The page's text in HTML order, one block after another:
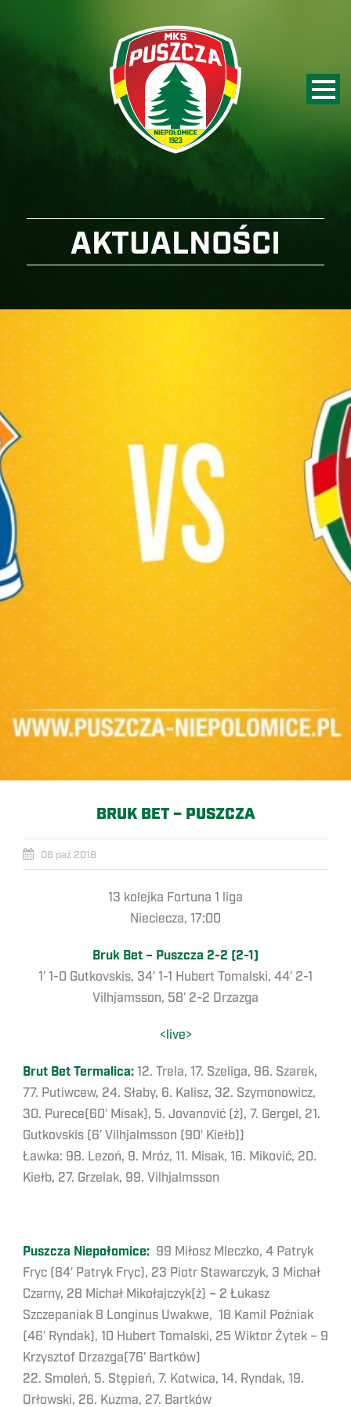
AKTUALNOŚCI
BRUK BET – PUSZCZA
06 paź 2018
13 kolejka Fortuna 1 liga
Nieciecza, 17:00
Bruk Bet – Puszcza 2-2 (2-1)
1′ 1-0 Gutkovskis, 34′ 1-1 Hubert Tomalski, 44′ 2-1
Vilhjamsson, 58′ 2-2 Drzazga
<live>
Brut Bet Termalica: 12. Trela, 17. Szeliga, 96. Szarek,
77. Putiwcew, 24. Słaby, 6. Kalisz, 32. Szymonowicz,
30. Purece(60′ Misak), 5. Jovanović (ż), 7. Gergel, 21.
Gutkovskis (6′ Vilhjalmsson (90′ Kiełb))
Ławka: 98. Lezoń, 9. Mróz, 11. Misak, 16. Miković, 20.
Kiełb, 27. Grzelak, 99. Vilhjalmsson
Puszcza Niepołomice: 99 Miłosz Mleczko, 4 Patryk
Fryc (84′ Patryk Fryc), 23 Piotr Stawarczyk, 3 Michał
Czarny, 28 Michał Mikołajczyk(ż) – 2 Łukasz
Szczepaniak 8 Longinus Uwakwe, 18 Kamil Poźniak
(46′ Ryndak), 10 Hubert Tomalski, 25 Wiktor Żytek – 9
Krzysztof Drzazga(76′ Bartków)
22. Smoleń, 5. Stępień, 7. Kotwica, 14. Ryndak, 19.
Orłowski, 26. Kuzma, 27. Bartków